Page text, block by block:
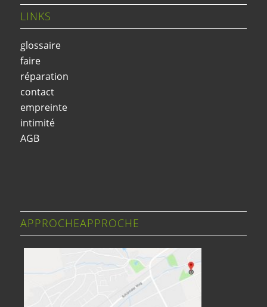
LINKS
glossaire
faire
réparation
contact
empreinte
intimité
AGB
APPROCHEAPPROCHE